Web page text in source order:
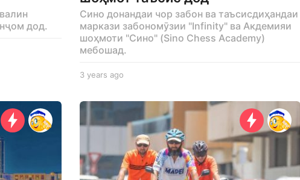
дод.
Сино донандаи чор забон ва таъсисдиҳандаи
маркази забономӯзии "Infinity" ва Акдемияи
шоҳмоти "Сино" (Sino Chess Academy)
мебошад.
3 years ago
g
o